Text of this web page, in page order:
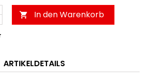
 In den Warenkorb
ARTIKELDETAILS